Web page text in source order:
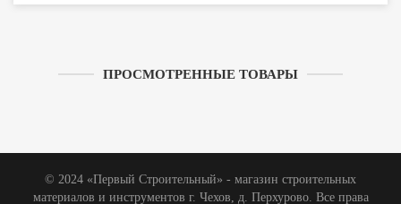
ПРОСМОТРЕННЫЕ ТОВАРЫ
© 2024 «Первый Строительный» - магазин строительных
материалов и инструментов г. Чехов, д. Перхурово. Все права